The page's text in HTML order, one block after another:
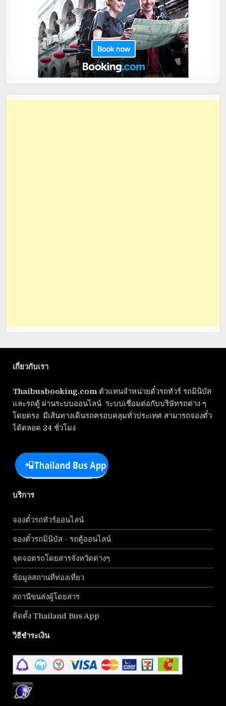
เกี่ยวกับเรา
Thaibusbooking.com ตัวแทนจำหน่ายตั๋วรถทัวร์ รถมินิบัส
และรถตู้ ผ่านระบบออนไลน์ ระบบเชื่อมต่อกับบริษัทรถต่าง ๆ
โดยตรง มีเส้นทางเดินรถครอบคลุมทั่วประเทศ สามารถจองตั๋ว
ได้ตลอด 24 ชั่วโมง
บริการ
จองตั๋วรถทัวร์ออนไลน์
จองตั๋วรถมินิบัส - รถตู้ออนไลน์
จุดจอดรถโดยสารจังหวัดต่างๆ
ข้อมูลสถานที่ท่องเที่ยว
สถานีขนส่งผู้โดยสาร
ติดตั้ง Thailand Bus App
วิธีชำระเงิน